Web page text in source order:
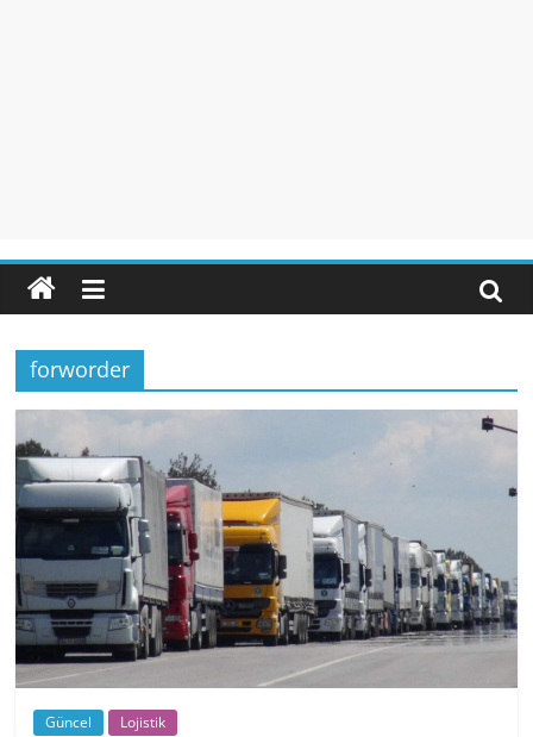
forworder
Güncel Lojistik